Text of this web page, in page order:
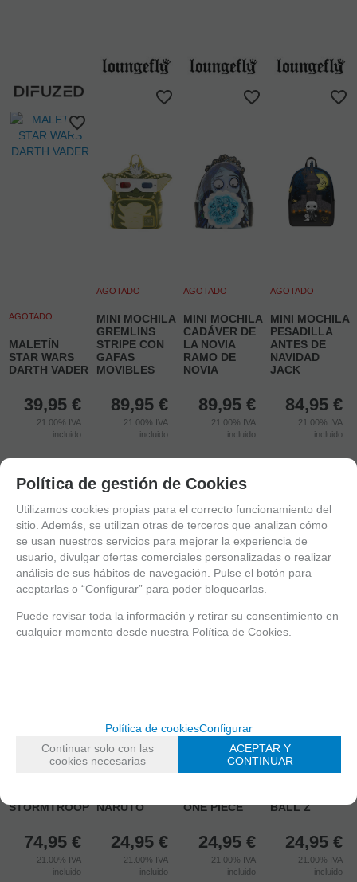
AGOTADO
MALETÍN
STAR WARS
DARTH VADER
39,95 €
21.00% IVA
incluido
AGOTADO
MINI MOCHILA
GREMLINS
STRIPE CON
GAFAS
MOVIBLES
89,95 €
21.00% IVA
incluido
AGOTADO
MINI MOCHILA
CADÁVER DE
LA NOVIA
RAMO DE
NOVIA
89,95 €
21.00% IVA
incluido
AGOTADO
MINI MOCHILA
PESADILLA
ANTES DE
NAVIDAD
JACK
84,95 €
21.00% IVA
incluido
MINI MOCHILA
STORMTROOPER
74,95 €
21.00% IVA
incluido
BANDOLERA
NARUTO
24,95 €
21.00% IVA
incluido
ONE PIECE
24,95 €
21.00% IVA
incluido
BANDOLERA
BALL Z
24,95 €
21.00% IVA
incluido
Política de gestión de Cookies
Utilizamos cookies propias para el correcto funcionamiento del
sitio. Además, se utilizan otras de terceros que analizan cómo
se usan nuestros servicios para mejorar la experiencia de
usuario, divulgar ofertas comerciales personalizadas o realizar
análisis de sus hábitos de navegación. Pulse el botón para
aceptarlas o “Configurar” para poder bloquearlas.
Puede revisar toda la información y retirar su consentimiento en
cualquier momento desde nuestra Política de Cookies.
Política de cookiesConfigurar
Continuar solo con las
cookies necesarias
ACEPTAR Y
CONTINUAR